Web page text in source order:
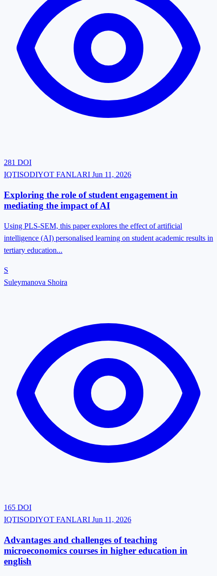
281 DOI
IQTISODIYOT FANLARI Jun 11, 2026
Exploring‍‌‍‍‌‍‌‍‍‌ the role of student engagement in
mediating the impact of AI
Using PLS-SEM, this paper explores the effect of artificial
intelligence (AI) personalised learning on student academic results in
tertiary education...
S
Suleymanova Shoira
165 DOI
IQTISODIYOT FANLARI Jun 11, 2026
Advantages and challenges of teaching
microeconomics courses in higher education in
english